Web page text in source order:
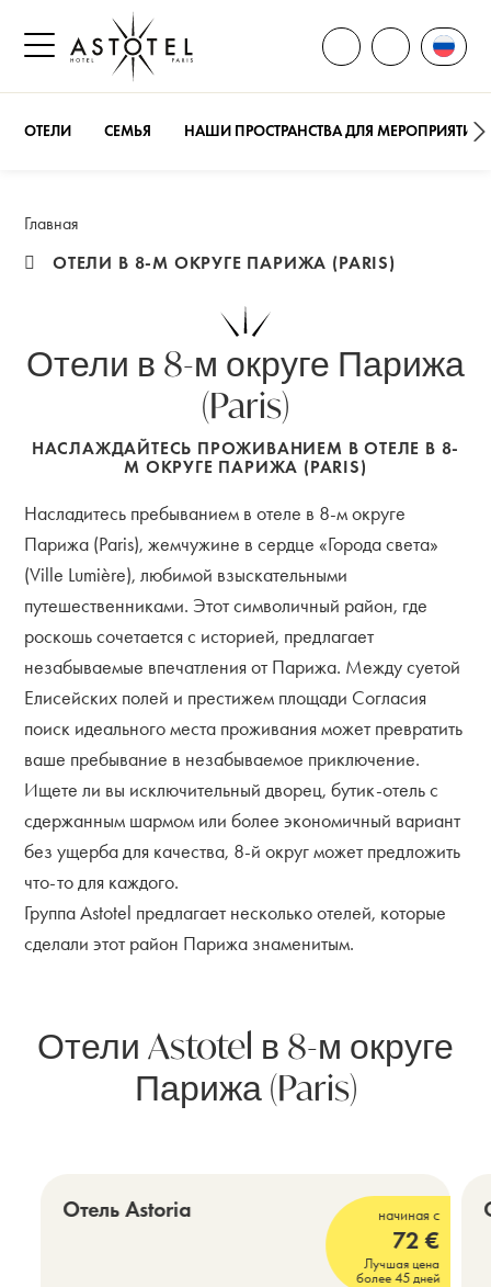
Открыть боковое меню
ОТКРЫТЬ ВСЕ
ОТЕЛИ СЕМЬЯ НАШИ ПРОСТРАНСТВА ДЛЯ МЕРОПРИЯТИЙ
Главная
ОТЕЛИ В 8-М ОКРУГЕ ПАРИЖА (PARIS)
Отели в 8-м округе Парижа
(Paris)
НАСЛАЖДАЙТЕСЬ ПРОЖИВАНИЕМ В ОТЕЛЕ В 8-
М ОКРУГЕ ПАРИЖА (PARIS)
Насладитесь пребыванием в отеле в 8-м округе
Парижа (Paris), жемчужине в сердце «Города света»
(Ville Lumière), любимой взыскательными
путешественниками. Этот символичный район, где
роскошь сочетается с историей, предлагает
незабываемые впечатления от Парижа. Между суетой
Елисейских полей и престижем площади Согласия
поиск идеального места проживания может превратить
ваше пребывание в незабываемое приключение.
Ищете ли вы исключительный дворец, бутик-отель с
сдержанным шармом или более экономичный вариант
без ущерба для качества, 8-й округ может предложить
что-то для каждого.
Группа Astotel предлагает несколько отелей, которые
сделали этот район Парижа знаменитым.
Отели Astotel в 8-м округе
Парижа (Paris)
Отель Astoria начиная с
72 €
Лучшая цена
более 45 дней